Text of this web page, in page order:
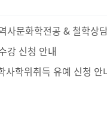
학전공 & 철학상담학전공 전공
강 신청 안내
사학위취득 유예 신청 안